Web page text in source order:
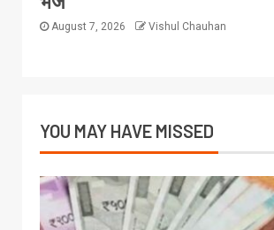
August 7, 2026 Vishul Chauhan
YOU MAY HAVE MISSED